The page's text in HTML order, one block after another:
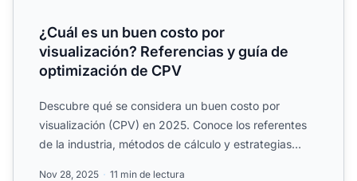
¿Cuál es un buen costo por
visualización? Referencias y guía de
optimización de CPV
Descubre qué se considera un buen costo por
visualización (CPV) en 2025. Conoce los referentes
de la industria, métodos de cálculo y estrategias
Nov 28, 2025 11 min de lectura